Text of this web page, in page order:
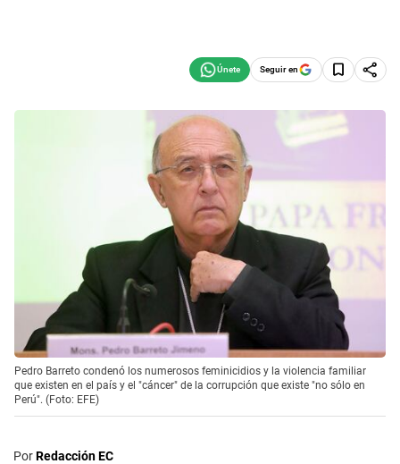
Seguir en
Pedro Barreto condenó los numerosos feminicidios y la violencia familiar
que existen en el país y el "cáncer" de la corrupción que existe "no sólo en
Perú". (Foto: EFE)
PorRedacción EC